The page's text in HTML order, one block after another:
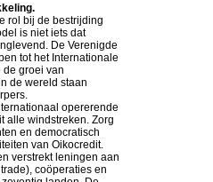
rol bij de bestrijding
is niet iets dat
De Verenigde
tot het Internationale
de groei van
de wereld staan
opererende
alle windstreken. Zorg
en democratisch
van Oikocredit.
verstrekt leningen aan
coöperaties en